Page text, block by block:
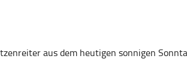
aus dem heutigen sonnigen